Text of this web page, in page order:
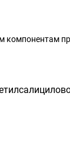
компонентам